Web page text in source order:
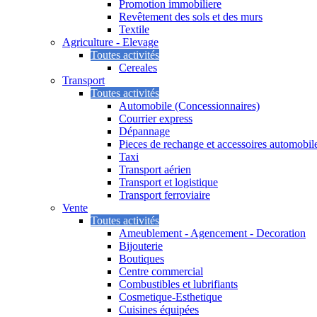
Promotion immobiliere
Revêtement des sols et des murs
Textile
Agriculture - Elevage
Toutes activités
Cereales
Transport
Toutes activités
Automobile (Concessionnaires)
Courrier express
Dépannage
Pieces de rechange et accessoires
Taxi
Transport aérien
Transport et logistique
Transport ferroviaire
Vente
Toutes activités
Ameublement - Agencement - Decoration
Bijouterie
Boutiques
Centre commercial
Combustibles et lubrifiants
Cosmetique-Esthetique
Cuisines équipées